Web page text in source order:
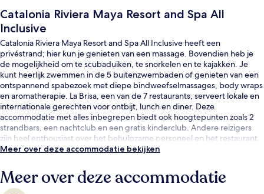
Catalonia Riviera Maya Resort and Spa All
Inclusive
Catalonia Riviera Maya Resort and Spa All Inclusive heeft een
privéstrand; hier kun je genieten van een massage. Bovendien heb je
de mogelijkheid om te scubaduiken, te snorkelen en te kajakken. Je
kunt heerlijk zwemmen in de 5 buitenzwembaden of genieten van een
ontspannend spabezoek met diepe bindweefselmassages, body wraps
en aromatherapie. La Brisa, een van de 7 restaurants, serveert lokale en
internationale gerechten voor ontbijt, lunch en diner. Deze
accommodatie met alles inbegrepen biedt ook hoogtepunten zoals 2
strandbars, een nachtclub en een gratis kinderclub. Andere reizigers
zijn heel enthousiast over het behulpzame personeel en het restaurant.
Meer over deze accommodatie bekijken
Meer over deze accommodatie